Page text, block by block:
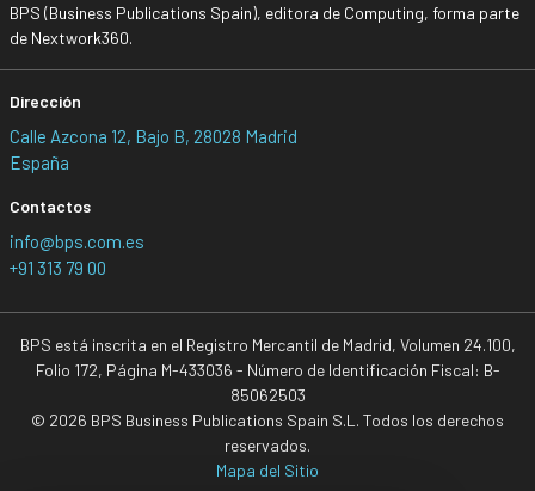
BPS (Business Publications Spain), editora de Computing, forma parte
de Nextwork360.
Dirección
Calle Azcona 12, Bajo B, 28028 Madrid
España
Contactos
info@bps.com.es
+91 313 79 00
BPS está inscrita en el Registro Mercantil de Madrid, Volumen 24.100,
Folio 172, Página M-433036 - Número de Identificación Fiscal: B-
85062503
© 2026 BPS Business Publications Spain S.L. Todos los derechos
reservados.
Mapa del Sitio